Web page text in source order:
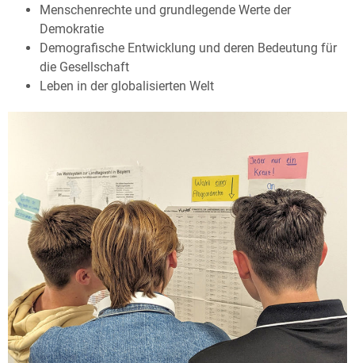
Menschenrechte und grundlegende Werte der
Demokratie
Demografische Entwicklung und deren Bedeutung für
die Gesellschaft
Leben in der globalisierten Welt